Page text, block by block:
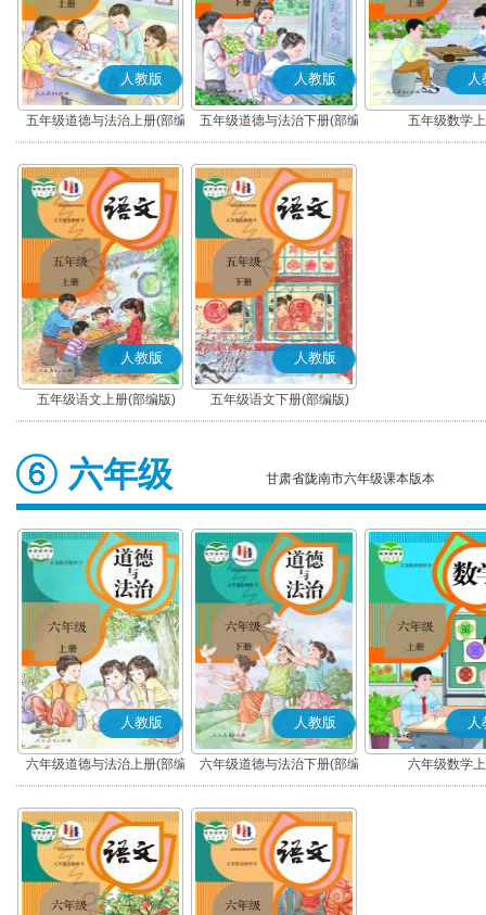
人教版
五年级道德与法治上册(部编
版)
人教版
五年级道德与法治下册(部编
版)
人
五年级数学
人教版
五年级语文上册(部编版)
人教版
五年级语文下册(部编版)
六年级 甘肃省陇南市六年级课本版本
人教版
六年级道德与法治上册(部编
版)
人教版
六年级道德与法治下册(部编
版)
人
六年级数学